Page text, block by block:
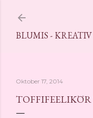
BLUMIS -
Oktober 17, 2014